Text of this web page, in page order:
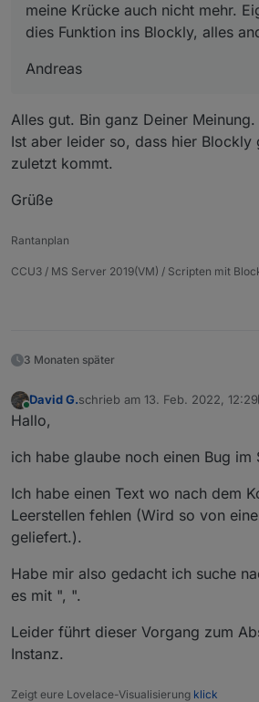
meine Krücke auch nicht mehr.
dies Funktion ins Blockly, alles
Andreas
Alles gut. Bin ganz Deiner Meinung.
Ist aber leider so, dass hier Blockly
zuletzt kommt.
Grüße
Rantanplan
CCU3 / MS Server 2019(VM) / Scripten mit
3 Monaten später
Online
David G.schrieb am 13. Feb. 2022, 12:29
zuletzt editiert von David G.
Hallo,
ich habe glaube noch einen Bug im
Ich habe einen Text wo nach dem
Leerstellen fehlen (Wird so von
geliefert.).
Habe mir also gedacht ich suche
es mit ", ".
Leider führt dieser Vorgang zum
Instanz.
Zeigt eure Lovelace-Visualisierung klick